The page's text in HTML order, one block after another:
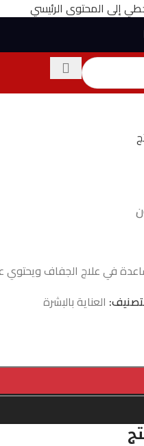
إلى المحتوى الرئيسي
في علاج الجفاف ويحتوي
العناية بالبشرة